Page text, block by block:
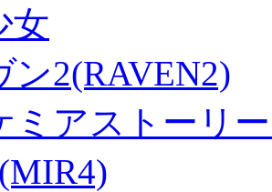
女
ン2(RAVEN2)
ミアストーリ